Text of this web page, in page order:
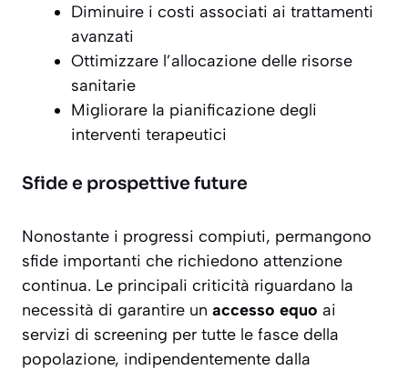
Diminuire i costi associati ai trattamenti
avanzati
Ottimizzare l’allocazione delle risorse
sanitarie
Migliorare la pianificazione degli
interventi terapeutici
Sfide e prospettive future
Nonostante i progressi compiuti, permangono
sfide importanti che richiedono attenzione
continua. Le principali criticità riguardano la
necessità di garantire un accesso equo ai
servizi di screening per tutte le fasce della
popolazione, indipendentemente dalla